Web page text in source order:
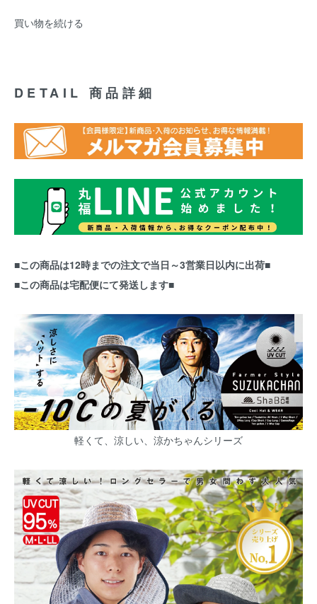
買い物を続ける
DETAIL 商品詳細
■この商品は12時までの注文で当日～3営業日以内に出荷■
■この商品は宅配便にて発送します■
軽くて、涼しい、涼かちゃんシリーズ